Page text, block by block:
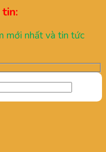
mới nhất và tin tức